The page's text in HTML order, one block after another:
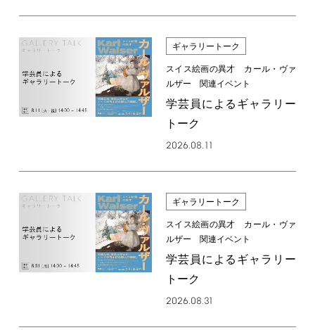
ギャラリートーク
スイス絵画の異才 カール・ヴァ
ルザー 関連イベント
学芸員によるギャラリー
トーク
2026.08.11
ギャラリートーク
スイス絵画の異才 カール・ヴァ
ルザー 関連イベント
学芸員によるギャラリー
トーク
2026.08.31